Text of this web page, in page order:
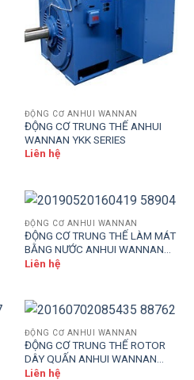
ĐỘNG CƠ ANHUI WANNAN
ĐỘNG CƠ TRUNG THẾ ANHUI
WANNAN YKK SERIES
Liên hệ
ĐỘNG CƠ ANHUI WANNAN
ĐỘNG CƠ TRUNG THẾ LÀM MÁT
BẰNG NƯỚC ANHUI WANNAN
YKS SERIES
Liên hệ
ĐỘNG CƠ ANHUI WANNAN
ĐỘNG CƠ TRUNG THẾ ROTOR
DÂY QUẤN ANHUI WANNAN
YRKS SERIES
Liên hệ